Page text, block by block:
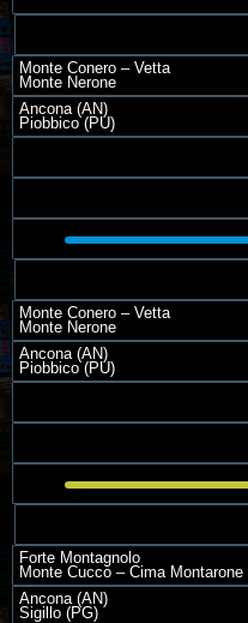
Monte Conero – Vetta
Monte Nerone
Ancona (AN)
Piobbico (PU)
Monte Conero – Vetta
Monte Nerone
Ancona (AN)
Piobbico (PU)
Forte Montagnolo
Monte Cucco – Cima Montarone
Ancona (AN)
Sigillo (PG)